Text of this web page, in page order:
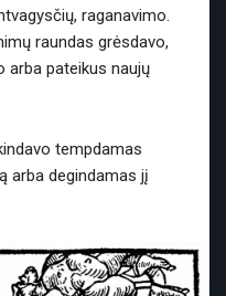
raganavimo.
raundas grėsdavo,
arba pateikus naujų
tempdamas
arba degindamas jį